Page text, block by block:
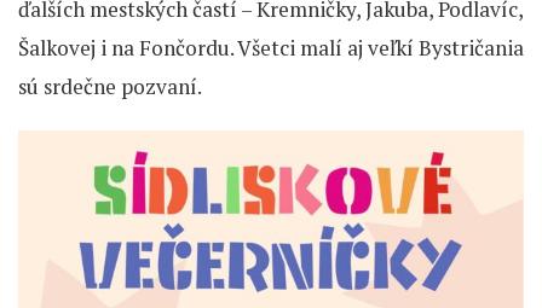
ďalších mestských častí – Kremničky, Jakuba, Podlavíc,
Šalkovej i na Fončordu. Všetci malí aj veľkí Bystričania
sú srdečne pozvaní.